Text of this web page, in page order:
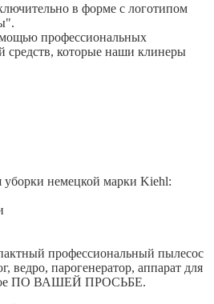
в форме с логотипом
профессиональных
средств, которые наши клинеры
уборки немецкой марки Kiehl:
профессиональный пылесос
ведро, парогенератор, аппарат для
ПО ВАШЕЙ ПРОСЬБЕ.